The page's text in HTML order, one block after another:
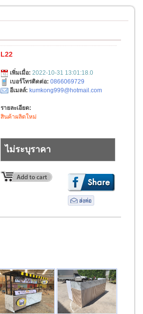
L22
เพิ่มเมื่อ: 2022-10-31 13:01:18.0
เบอร์โทรติดต่อ: 0866069729
อีเมลล์: kumkong999@hotmail.com
รายละเอียด:
สินค้าผลิตใหม่
ไม่ระบุราคา